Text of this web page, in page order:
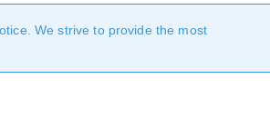
We strive to provide the most